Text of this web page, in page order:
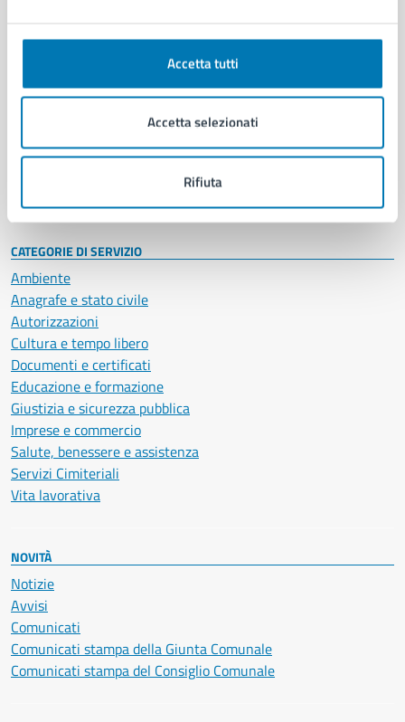
Accetta tutti
Accetta selezionati
Rifiuta
Organi di governo
Enti e fondazioni
Personale amministrativo
Intranet, posta aziendale e protocollo
CATEGORIE DI SERVIZIO
Ambiente
Anagrafe e stato civile
Autorizzazioni
Cultura e tempo libero
Documenti e certificati
Educazione e formazione
Giustizia e sicurezza pubblica
Imprese e commercio
Salute, benessere e assistenza
Servizi Cimiteriali
Vita lavorativa
NOVITÀ
Notizie
Avvisi
Comunicati
Comunicati stampa della Giunta Comunale
Comunicati stampa del Consiglio Comunale